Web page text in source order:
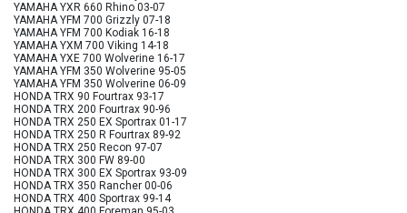
YAMAHA YXR 660 Rhino 03-07
YAMAHA YFM 700 Grizzly 07-18
YAMAHA YFM 700 Kodiak 16-18
YAMAHA YXM 700 Viking 14-18
YAMAHA YXE 700 Wolverine 16-17
YAMAHA YFM 350 Wolverine 95-05
YAMAHA YFM 350 Wolverine 06-09
HONDA TRX 90 Fourtrax 93-17
HONDA TRX 200 Fourtrax 90-96
HONDA TRX 250 EX Sportrax 01-17
HONDA TRX 250 R Fourtrax 89-92
HONDA TRX 250 Recon 97-07
HONDA TRX 300 FW 89-00
HONDA TRX 300 EX Sportrax 93-09
HONDA TRX 350 Rancher 00-06
HONDA TRX 400 Sportrax 99-14